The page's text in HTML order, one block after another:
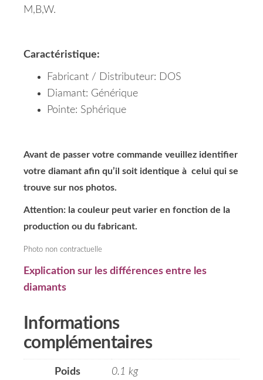
M,B,W.
Caractéristique:
Fabricant / Distributeur: DOS
Diamant: Générique
Pointe: Sphérique
Avant de passer votre commande veuillez identifier
votre diamant afin qu’il soit identique à celui qui se
trouve sur nos photos.
Attention: la couleur peut varier en fonction de la
production ou du fabricant.
Photo non contractuelle
Explication sur les différences entre les
diamants
Informations
complémentaires
Poids 0.1 kg